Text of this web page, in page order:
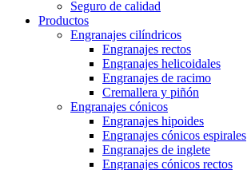
Seguro de calidad
Productos
Engranajes cilíndricos
Engranajes rectos
Engranajes helicoidales
Engranajes de racimo
Cremallera y piñón
Engranajes cónicos
Engranajes hipoides
Engranajes cónicos espirales
Engranajes de inglete
Engranajes cónicos rectos